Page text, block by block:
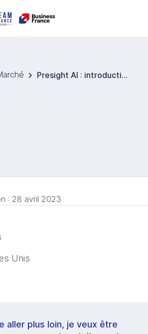
Presight AI : introduction à la bourse d'Abu Dhabi et levée de 496 M d'USD
: 28 avril 2023
Unis
aller plus loin, je veux être